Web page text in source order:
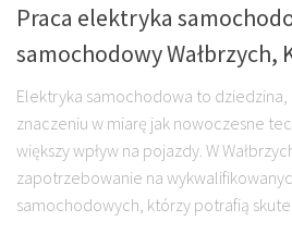
Praca elektryka
samochodowy Wałbrzych,
Elektryka samochodowa to dziedzina,
znaczeniu w miarę jak nowoczesne
większy wpływ na pojazdy. W
zapotrzebowanie na
samochodowych, którzy potrafią